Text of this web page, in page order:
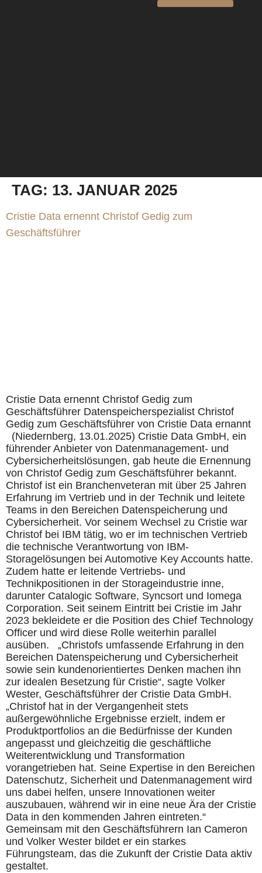
TAG: 13. JANUAR 2025
Cristie Data ernennt Christof Gedig zum
Geschäftsführer
Cristie Data ernennt Christof Gedig zum
Geschäftsführer Datenspeicherspezialist Christof
Gedig zum Geschäftsführer von Cristie Data ernannt
(Niedernberg, 13.01.2025) Cristie Data GmbH, ein
führender Anbieter von Datenmanagement- und
Cybersicherheitslösungen, gab heute die Ernennung
von Christof Gedig zum Geschäftsführer bekannt.
Christof ist ein Branchenveteran mit über 25 Jahren
Erfahrung im Vertrieb und in der Technik und leitete
Teams in den Bereichen Datenspeicherung und
Cybersicherheit. Vor seinem Wechsel zu Cristie war
Christof bei IBM tätig, wo er im technischen Vertrieb
die technische Verantwortung von IBM-
Storagelösungen bei Automotive Key Accounts hatte.
Zudem hatte er leitende Vertriebs- und
Technikpositionen in der Storageindustrie inne,
darunter Catalogic Software, Syncsort und Iomega
Corporation. Seit seinem Eintritt bei Cristie im Jahr
2023 bekleidete er die Position des Chief Technology
Officer und wird diese Rolle weiterhin parallel
ausüben. „Christofs umfassende Erfahrung in den
Bereichen Datenspeicherung und Cybersicherheit
sowie sein kundenorientiertes Denken machen ihn
zur idealen Besetzung für Cristie“, sagte Volker
Wester, Geschäftsführer der Cristie Data GmbH.
„Christof hat in der Vergangenheit stets
außergewöhnliche Ergebnisse erzielt, indem er
Produktportfolios an die Bedürfnisse der Kunden
angepasst und gleichzeitig die geschäftliche
Weiterentwicklung und Transformation
vorangetrieben hat. Seine Expertise in den Bereichen
Datenschutz, Sicherheit und Datenmanagement wird
uns dabei helfen, unsere Innovationen weiter
auszubauen, während wir in eine neue Ära der Cristie
Data in den kommenden Jahren eintreten.“
Gemeinsam mit den Geschäftsführern Ian Cameron
und Volker Wester bildet er ein starkes
Führungsteam, das die Zukunft der Cristie Data aktiv
gestaltet.